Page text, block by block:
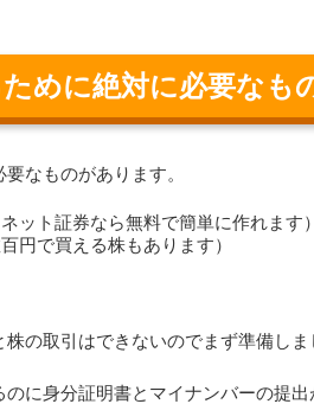
めに絶対に必要なも
なものがあります。
ネット証券なら無料で簡単に作れます）
百円で買える株もあります）
の取引はできないのでまず準備しま
に身分証明書とマイナンバーの提出